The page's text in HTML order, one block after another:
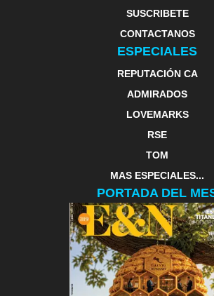
SUSCRIBETE
CONTACTANOS
ESPECIALES
REPUTACIÓN CA
ADMIRADOS
LOVEMARKS
RSE
TOM
MAS ESPECIALES...
PORTADA DEL